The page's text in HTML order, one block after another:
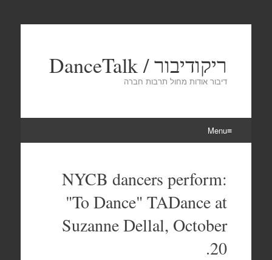
ריקודיבור / DanceTalk
דיבור אודות מחול תרבות חברה
Menu
content
NYCB dancers perform:
"To Dance" TADance at
Suzanne Dellal, October
20.